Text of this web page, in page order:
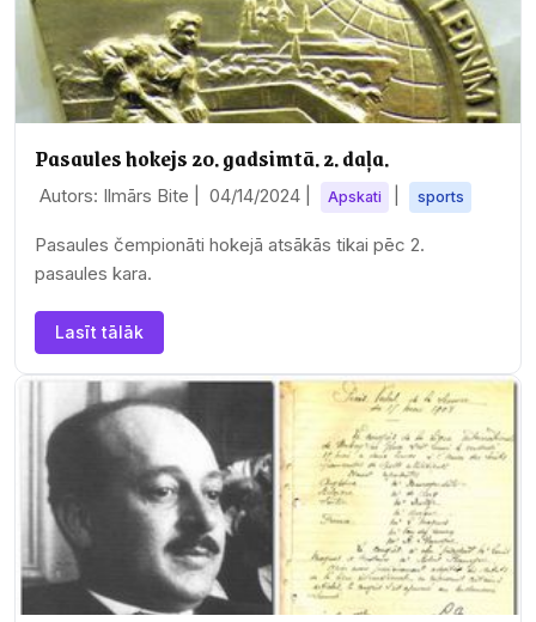
Pasaules hokejs 20. gadsimtā. 2. daļa.
Autors: Ilmārs Bite | 04/14/2024 Apskati sports
Pasaules čempionāti hokejā atsākās tikai pēc 2.
pasaules kara.
Lasīt tālāk